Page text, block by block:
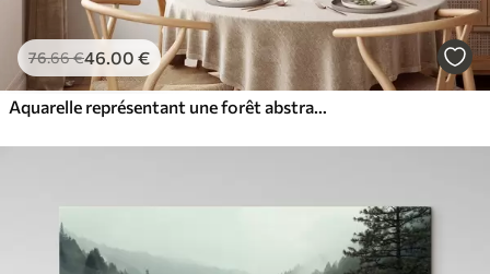
76.66€46.00 €
Aquarelle représentant une forêt abstraite avec de grands arbres et un feuillage vert, dans des tons doux et discrets